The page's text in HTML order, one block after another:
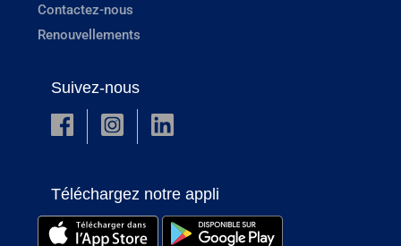
Contactez-nous
Renouvellements
Suivez-nous
Téléchargez notre appli